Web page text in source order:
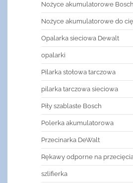
Nożyce akumulatorowe Bosch
Nożyce akumulatorowe do
Opalarka sieciowa Dewalt
opalarki
Pilarka stołowa tarczowa
pilarka tarczowa sieciowa
Piły szablaste Bosch
Polerka akumulatorowa
Przecinarka DeWalt
Rękawy odporne na
szlifierka